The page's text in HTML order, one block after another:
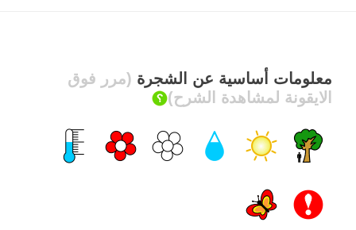
معلومات أساسية عن الشجرة (مرر فوق
الايقونة لمشاهدة الشرح)